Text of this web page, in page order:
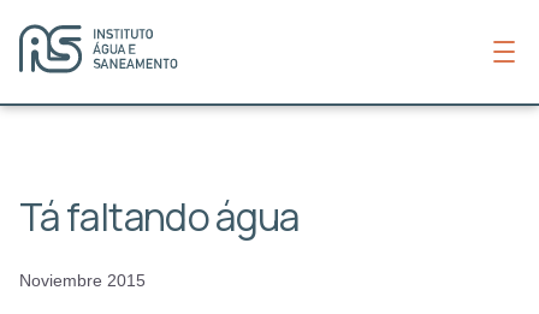
Tá faltando água
Noviembre 2015